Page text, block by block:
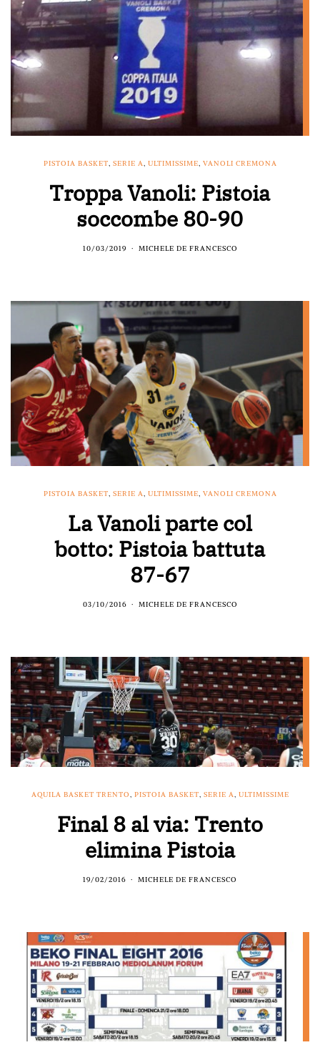
PISTOIA BASKET, SERIE A, ULTIMISSIME, VANOLI CREMONA
Troppa Vanoli: Pistoia
soccombe 80-90
10/03/2019 MICHELE DE FRANCESCO
PISTOIA BASKET, SERIE A, ULTIMISSIME, VANOLI CREMONA
La Vanoli parte col
botto: Pistoia battuta
87-67
03/10/2016 MICHELE DE FRANCESCO
AQUILA BASKET TRENTO PISTOIA BASKET SERIE A ULTIMISSIME
Final 8 al via: Trento
elimina Pistoia
19/02/2016 MICHELE DE FRANCESCO